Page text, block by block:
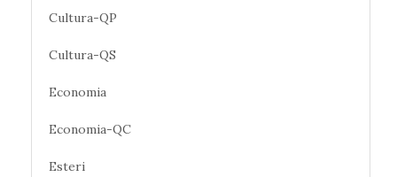
Cultura-QP
Cultura-QS
Economia
Economia-QC
Esteri